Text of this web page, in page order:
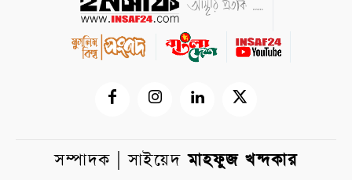
সম্পাদক | সাইয়েদমাহফুজ খন্দকার